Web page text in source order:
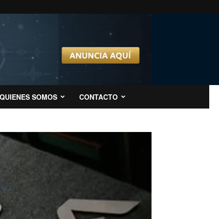
QUIENES SOMOS CONTACTO